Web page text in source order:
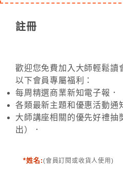
註冊
歡迎您免費加入大師輕鬆讀
以下會員專屬福利：
每周精選商業新知電子報．
各類最新主題和優惠活動通
大師講座相關的優先好禮抽
出）．
*姓名:(會員訂閱或收貨人使用)